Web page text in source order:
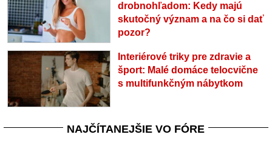
drobnohľadom: Kedy majú
skutočný význam a na čo si dať
pozor?
Interiérové triky pre zdravie a
šport: Malé domáce telocvične
s multifunkčným nábytkom
NAJČÍTANEJŠIE VO FÓRE